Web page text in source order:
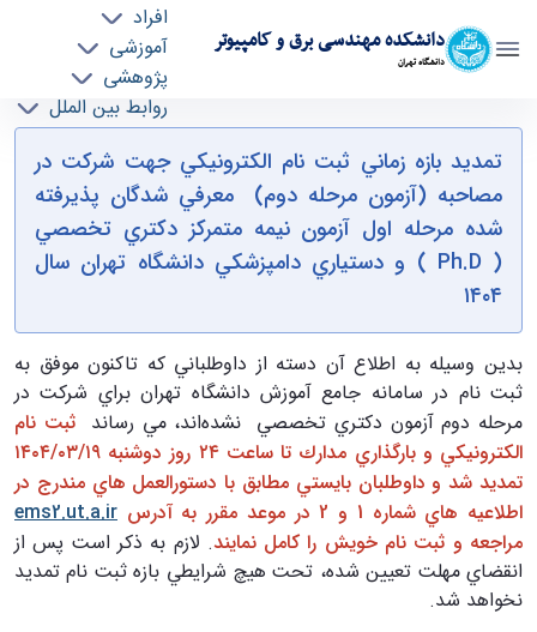
دانشکده مهندسی برق و کامپیوتر
دانشگاه تهران
افراد
آموزشی
پژوهشی
روابط بین الملل
خدمات
جذب نیرو
تمديد بازه زمانی ثبت نام الكترونيكی جهت شركت
در مصاحبه (آزمون مرحله دوم) معرفی شدگان
پذيرفته شده مرحله اول آزمون نيمه متمركز دكتری
تخصصی ( Ph.D ) دانشگاه تهران سال ۱۴۰۴ -
ece- دانشکده مهندسی برق و کامپیوتر
تمديد بازه زماني ثبت نام الكترونيكي جهت شركت در
مصاحبه (آزمون مرحله دوم) معرفي شدگان پذيرفته
شده مرحله اول آزمون نيمه متمركز دكتري تخصصي
( Ph.D ) و دستياري دامپزشكي دانشگاه تهران سال
۱۴۰۴
بدين وسيله به اطلاع آن دسته از داوطلباني كه تاكنون موفق به
ثبت نام در سامانه جامع آموزش دانشگاه تهران براي شركت در
مرحله دوم آزمون دكتري تخصصي نشده‌اند، مي رساند ثبت نام
الكترونيكي و بارگذاري مدارك تا ساعت ۲۴ روز دوشنبه ۱۹/‏۰۳/‏۱۴۰۴
تمديد شد و داوطلبان بايستي مطابق با دستورالعمل هاي مندرج در
اطلاعيه هاي شماره 1 و 2 در موعد مقرر به آدرس
ems2.ut.a.ir
مراجعه و ثبت نام خويش را كامل نمايند. لازم به ذكر است پس از
انقضاي مهلت تعيين شده، تحت هيچ شرايطي بازه ثبت نام تمديد
نخواهد شد.